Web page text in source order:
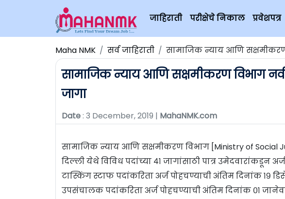
जाहिराती परीक्षेचे निकाल प्रवेशपत्र
Maha NMK सर्व जाहिराती सामाजिक न्याय आणि सक्षमीकरण
सामाजिक न्याय आणि सक्षमीकरण विभाग नवी
जागा
Date: 3 December, 2019 | MahaNMK.com
सामाजिक न्याय आणि सक्षमीकरण विभाग [Ministry of Social
दिल्ली येथे विविध पदांच्या ४१ जागांसाठी पात्र उमेदवारांकडून
टास्किंग स्टाफ पदांकरिता अर्ज पोहचण्याची अंतिम दिनांक १९
उपसंचालक पदांकरिता अर्ज पोहचण्याची अंतिम दिनांक ०१